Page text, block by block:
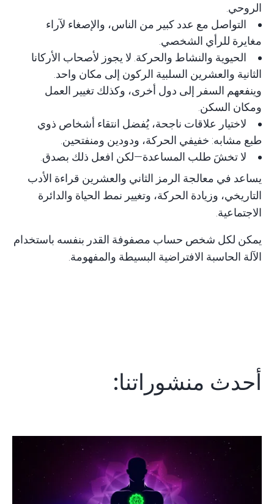
الروحي.
التواصل مع عدد كبير من الناس، والإصغاء لآراء
مغايرة للرأي الشخصي.
الحيوية والنشاط والحركة. لا يجوز لأصحاب الأركانا
الثانية والعشرين السلبية الركون إلى مكان واحد.
وينفعهم السفر إلى دول أخرى، وكذلك تغيير العمل
ومكان السكن.
لاختيار علاقات ناجحة، يُفضل انتقاء أشخاص ذوي
طبع مشابه: خفيفي الحركة، ودودين ومنفتحين.
لا تخشَ طلب المساعدة—لكن افعل ذلك بصدق.
يساعد في معالجة الرمز الثاني والعشرين قراءة الأدب
التاريخي، وزيادة الحركة، وتغيير نمط الحياة والدائرة
الاجتماعية.
يمكن لكل شخص حساب مصفوفة القدر بنفسه باستخدام
الآلة الحاسبة الافتراضية البسيطة والمفهومة.
أحدث منشوراتنا: